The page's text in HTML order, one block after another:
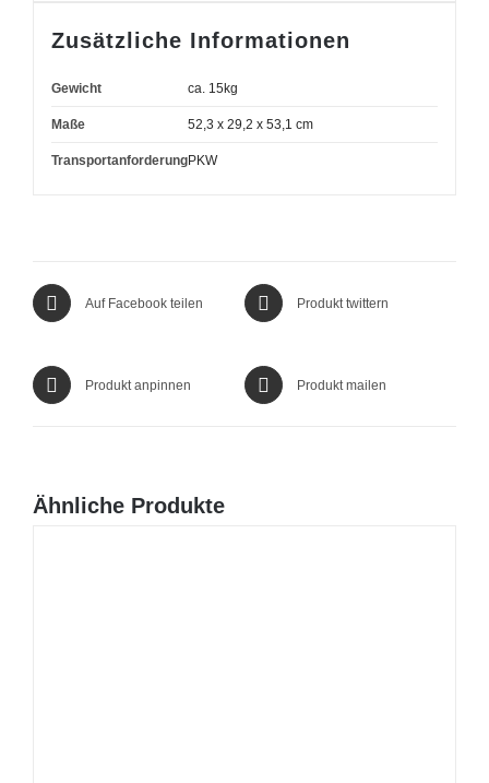
Zusätzliche Informationen
Gewicht ca. 15kg
Maße 52,3 x 29,2 x 53,1 cm
TransportanforderungPKW
Auf Facebook teilen Produkt twittern
Produkt anpinnen Produkt mailen
Ähnliche Produkte